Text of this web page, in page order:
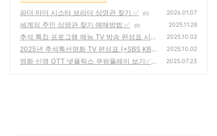
파더 마더 시스터 브라더 상영관 찾기 ✅ (0) 2026.01.07
세계의 주인 상영관 찾기 예매방법 ✅ (0) 2025.11.28
추석 특집 프로그램 예능 TV 방송 편성표 시간
총 정리 [2025 최신]
(0)
2025.10.02
2025년 추석특선영화 TV 편성표 (+SBS KBS
MBC 지상파 케이블 방송)
(1)
2025.10.02
영화 신명 OTT 넷플릭스 쿠팡플레이 보기✅ 2025.07.23